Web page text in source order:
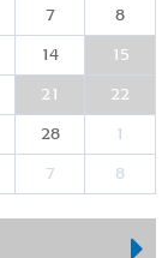
7 8
14 15
21 22
28 1
7 8